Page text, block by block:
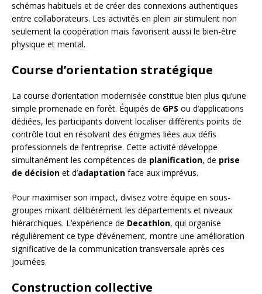
schémas habituels et de créer des connexions authentiques
entre collaborateurs. Les activités en plein air stimulent non
seulement la coopération mais favorisent aussi le bien-être
physique et mental.
Course d’orientation stratégique
La course d’orientation modernisée constitue bien plus qu’une
simple promenade en forêt. Équipés de GPS ou d’applications
dédiées, les participants doivent localiser différents points de
contrôle tout en résolvant des énigmes liées aux défis
professionnels de l’entreprise. Cette activité développe
simultanément les compétences de planification, de prise
de décision et d’adaptation face aux imprévus.
Pour maximiser son impact, divisez votre équipe en sous-
groupes mixant délibérément les départements et niveaux
hiérarchiques. L’expérience de Decathlon, qui organise
régulièrement ce type d’événement, montre une amélioration
significative de la communication transversale après ces
journées.
Construction collective